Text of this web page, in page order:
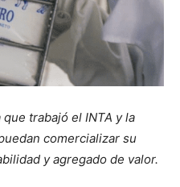
trabajó el INTA y la
comercializar su
y agregado de valor.